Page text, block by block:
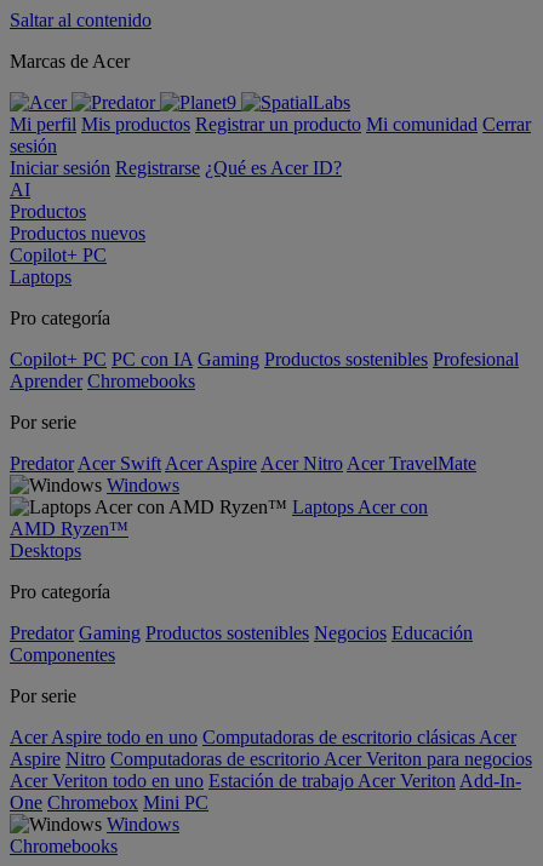
Saltar al contenido
Marcas de Acer
Mi perfil Mis productos Registrar un producto Mi comunidad Cerrar
sesión
Iniciar sesión Registrarse ¿Qué es Acer ID?
AI
Productos
Productos nuevos
Copilot+ PC
Laptops
Pro categoría
Copilot+ PC PC con IA Gaming Productos sostenibles Profesional
Aprender Chromebooks
Por serie
Predator Acer Swift Acer Aspire Acer Nitro Acer TravelMate
Windows
Laptops Acer con
AMD Ryzen™
Desktops
Pro categoría
Predator Gaming Productos sostenibles Negocios Educación
Componentes
Por serie
Acer Aspire todo en uno Computadoras de escritorio clásicas Acer
Aspire Nitro Computadoras de escritorio Acer Veriton para negocios
Acer Veriton todo en uno Estación de trabajo Acer Veriton Add-In-
One Chromebox Mini PC
Windows
Chromebooks